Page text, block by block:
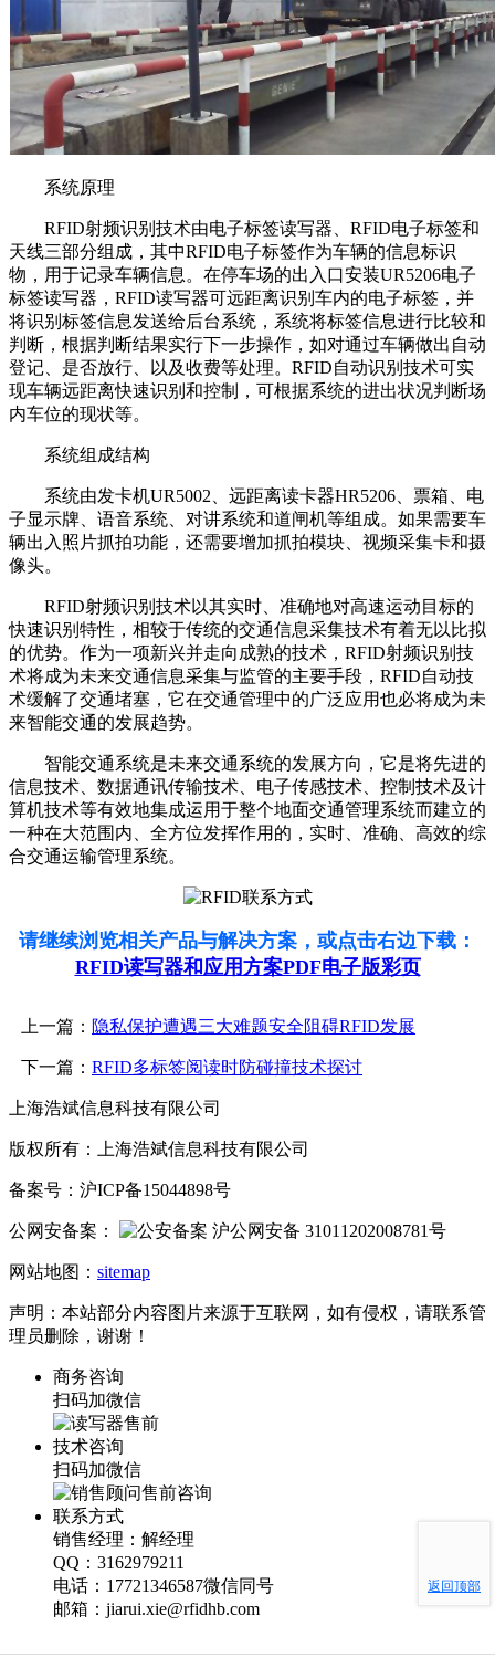
系统原理
RFID射频识别技术由电子标签读写器、RFID电子标签和
天线三部分组成，其中RFID电子标签作为车辆的信息标识
物，用于记录车辆信息。在停车场的出入口安装UR5206电子
标签读写器，RFID读写器可远距离识别车内的电子标签，并
将识别标签信息发送给后台系统，系统将标签信息进行比较和
判断，根据判断结果实行下一步操作，如对通过车辆做出自动
登记、是否放行、以及收费等处理。RFID自动识别技术可实
现车辆远距离快速识别和控制，可根据系统的进出状况判断场
内车位的现状等。
系统组成结构
系统由发卡机UR5002、远距离读卡器HR5206、票箱、电
子显示牌、语音系统、对讲系统和道闸机等组成。如果需要车
辆出入照片抓拍功能，还需要增加抓拍模块、视频采集卡和摄
像头。
RFID射频识别技术以其实时、准确地对高速运动目标的
快速识别特性，相较于传统的交通信息采集技术有着无以比拟
的优势。作为一项新兴并走向成熟的技术，RFID射频识别技
术将成为未来交通信息采集与监管的主要手段，RFID自动技
术缓解了交通堵塞，它在交通管理中的广泛应用也必将成为未
来智能交通的发展趋势。
智能交通系统是未来交通系统的发展方向，它是将先进的
信息技术、数据通讯传输技术、电子传感技术、控制技术及计
算机技术等有效地集成运用于整个地面交通管理系统而建立的
一种在大范围内、全方位发挥作用的，实时、准确、高效的综
合交通运输管理系统。
请继续浏览相关产品与解决方案，或点击右边下载：
RFID读写器和应用方案PDF电子版彩页
上一篇： 隐私保护遭遇三大难题安全阻碍RFID发展
下一篇： RFID多标签阅读时防碰撞技术探讨
上海浩斌信息科技有限公司
版权所有：上海浩斌信息科技有限公司
备案号：沪ICP备15044898号
公网安备案： 沪公网安备 31011202008781号
网站地图： sitemap
声明：本站部分内容图片来源于互联网，如有侵权，请联系管
理员删除，谢谢！
商务咨询
扫码加微信
技术咨询
扫码加微信
联系方式
销售经理：解经理
QQ：3162979211
电话：17721346587微信同号
邮箱：jiarui.xie@rfidhb.com
返回顶部